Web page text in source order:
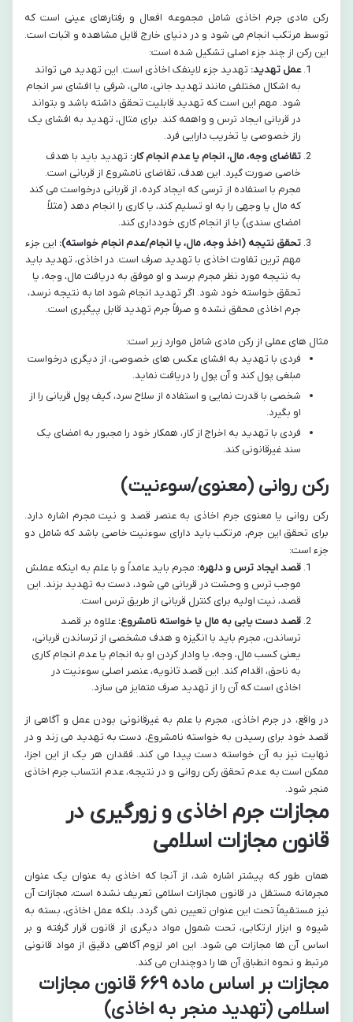
رکن مادی جرم اخاذی شامل مجموعه افعال و رفتارهای عینی است که
توسط مرتکب انجام می شود و در دنیای خارج قابل مشاهده و اثبات است.
این رکن از چند جزء اصلی تشکیل شده است:
عمل تهدید: تهدید جزء لاینفک اخاذی است. این تهدید می تواند
به اشکال مختلفی مانند تهدید جانی، مالی، شرفی یا افشای سر انجام
شود. مهم این است که تهدید قابلیت تحقق داشته باشد و بتواند
در قربانی ایجاد ترس و واهمه کند. برای مثال، تهدید به افشای یک
راز خصوصی یا تخریب دارایی فرد.
تقاضای وجه، مال، انجام یا عدم انجام کار: تهدید باید با هدف
خاصی صورت گیرد. این هدف، تقاضای نامشروع از قربانی است.
مجرم با استفاده از ترسی که ایجاد کرده، از قربانی درخواست می کند
که مال یا وجهی را به او تسلیم کند، یا کاری را انجام دهد (مثلاً
امضای سندی) یا از انجام کاری خودداری کند.
تحقق نتیجه (اخذ وجه، مال، یا انجام/عدم انجام خواسته): این جزء
مهم ترین تفاوت اخاذی با تهدید صرف است. در اخاذی، تهدید باید
به نتیجه مورد نظر مجرم برسد و او موفق به دریافت مال، وجه، یا
تحقق خواسته خود شود. اگر تهدید انجام شود اما به نتیجه نرسد،
جرم اخاذی محقق نشده و صرفاً جرم تهدید قابل پیگیری است.
مثال های عملی از رکن مادی شامل موارد زیر است:
فردی با تهدید به افشای عکس های خصوصی، از دیگری درخواست
مبلغی پول کند و آن پول را دریافت نماید.
شخصی با قدرت نمایی و استفاده از سلاح سرد، کیف پول قربانی را از
او بگیرد.
فردی با تهدید به اخراج از کار، همکار خود را مجبور به امضای یک
سند غیرقانونی کند.
رکن روانی (معنوی/سوءنیت)
رکن روانی یا معنوی جرم اخاذی به عنصر قصد و نیت مجرم اشاره دارد.
برای تحقق این جرم، مرتکب باید دارای سوءنیت خاصی باشد که شامل دو
جزء است:
قصد ایجاد ترس و دلهره: مجرم باید عامداً و با علم به اینکه عملش
موجب ترس و وحشت در قربانی می شود، دست به تهدید بزند. این
قصد، نیت اولیه برای کنترل قربانی از طریق ترس است.
قصد دست یابی به مال یا خواسته نامشروع: علاوه بر قصد
ترساندن، مجرم باید با انگیزه و هدف مشخصی از ترساندن قربانی،
یعنی کسب مال، وجه، یا وادار کردن او به انجام یا عدم انجام کاری
به ناحق، اقدام کند. این قصد ثانویه، عنصر اصلی سوءنیت در
اخاذی است که آن را از تهدید صرف متمایز می سازد.
در واقع، در جرم اخاذی، مجرم با علم به غیرقانونی بودن عمل و آگاهی از
قصد خود برای رسیدن به خواسته نامشروع، دست به تهدید می زند و در
نهایت نیز به آن خواسته دست پیدا می کند. فقدان هر یک از این اجزا،
ممکن است به عدم تحقق رکن روانی و در نتیجه، عدم انتساب جرم اخاذی
منجر شود.
مجازات جرم اخاذی و زورگیری در
قانون مجازات اسلامی
همان طور که پیشتر اشاره شد، از آنجا که اخاذی به عنوان یک عنوان
مجرمانه مستقل در قانون مجازات اسلامی تعریف نشده است، مجازات آن
نیز مستقیماً تحت این عنوان تعیین نمی گردد. بلکه عمل اخاذی، بسته به
شیوه و ابزار ارتکابی، تحت شمول مواد دیگری از قانون قرار گرفته و بر
اساس آن ها مجازات می شود. این امر لزوم آگاهی دقیق از مواد قانونی
مرتبط و نحوه انطباق آن ها را دوچندان می کند.
مجازات بر اساس ماده ۶۶۹ قانون مجازات
اسلامی (تهدید منجر به اخاذی)